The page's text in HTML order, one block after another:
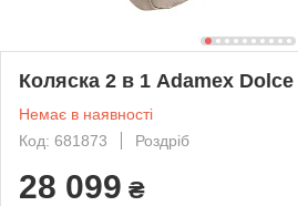
Коляска 2 в 1 Adamex
Немає в наявності
Код: 681873
Роздріб
28 099 ₴